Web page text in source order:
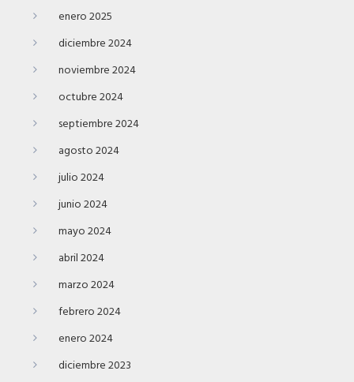
enero 2025
diciembre 2024
noviembre 2024
octubre 2024
septiembre 2024
agosto 2024
julio 2024
junio 2024
mayo 2024
abril 2024
marzo 2024
febrero 2024
enero 2024
diciembre 2023